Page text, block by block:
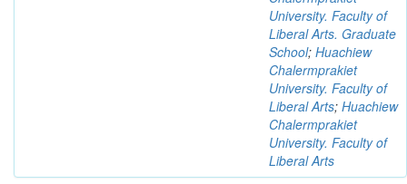
University. Faculty of
Liberal Arts. Graduate
School; Huachiew
Chalermprakiet
University. Faculty of
Liberal Arts; Huachiew
Chalermprakiet
University. Faculty of
Liberal Arts